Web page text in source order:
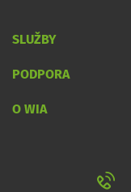
SLUŽBY
PODPORA
O WIA